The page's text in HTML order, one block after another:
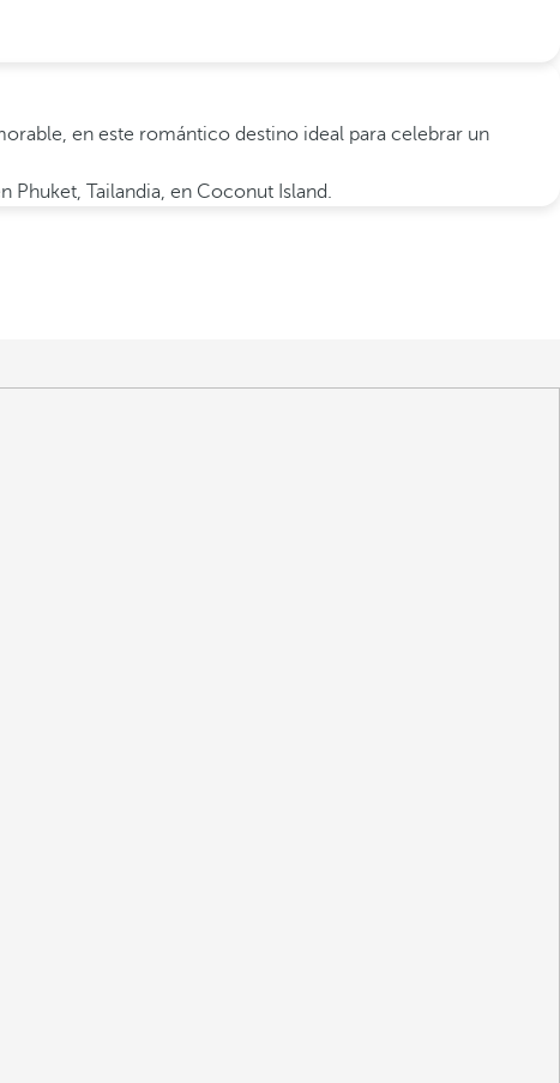
en este romántico destino ideal para celebrar un
Phuket, Tailandia, en Coconut Island.